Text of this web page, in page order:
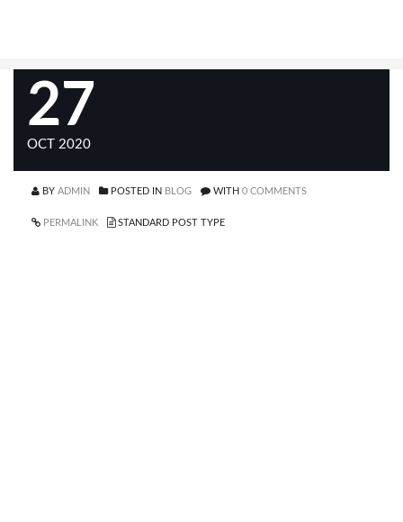
27
OCT 2020
BY ADMIN POSTED IN BLOG WITH 0 COMMENTS
PERMALINK STANDARD POST TYPE